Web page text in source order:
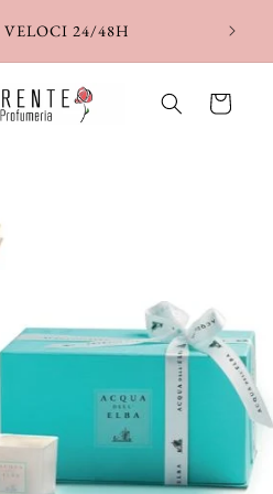
VELOCI 24/48H
Carrello